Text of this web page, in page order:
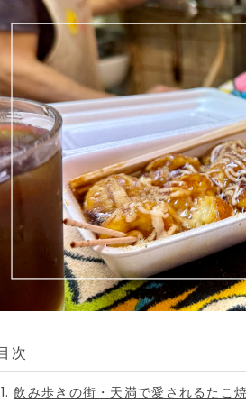
飲み歩きの街・天満で愛されるたこ